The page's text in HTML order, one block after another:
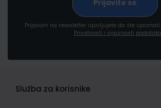
Prijavom na newsletter izjavljujete da ste
Privatnosti i sigurnosti podataka
Služba za korisnike